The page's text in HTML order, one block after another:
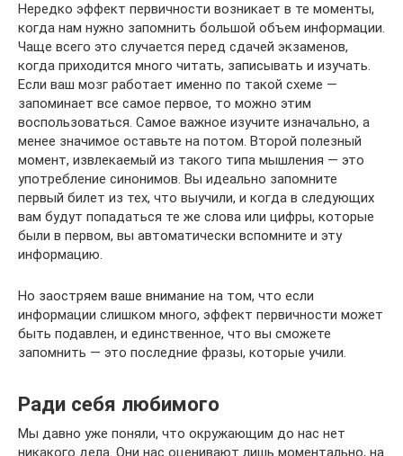
Нередко эффект первичности возникает в те моменты,
когда нам нужно запомнить большой объем информации.
Чаще всего это случается перед сдачей экзаменов,
когда приходится много читать, записывать и изучать.
Если ваш мозг работает именно по такой схеме —
запоминает все самое первое, то можно этим
воспользоваться. Самое важное изучите изначально, а
менее значимое оставьте на потом. Второй полезный
момент, извлекаемый из такого типа мышления — это
употребление синонимов. Вы идеально запомните
первый билет из тех, что выучили, и когда в следующих
вам будут попадаться те же слова или цифры, которые
были в первом, вы автоматически вспомните и эту
информацию.
Но заостряем ваше внимание на том, что если
информации слишком много, эффект первичности может
быть подавлен, и единственное, что вы сможете
запомнить — это последние фразы, которые учили.
Ради себя любимого
Мы давно уже поняли, что окружающим до нас нет
никакого дела. Они нас оценивают лишь моментально, на